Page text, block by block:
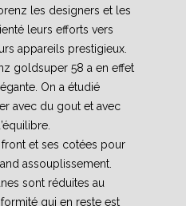
les designers et les
leurs efforts vers
appareils prestigieux.
goldsuper 58 a en effet
On a étudié
avec du gout et avec
et ses cotées pour
assouplissement.
sont réduites au
qui en reste est